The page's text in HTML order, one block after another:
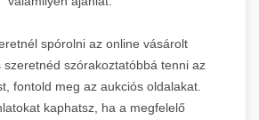
spórolni az online vásárolt
szeretnéd szórakoztatóbbá tenni az
fontold meg az aukciós oldalakat.
kaphatsz, ha a megfelelő